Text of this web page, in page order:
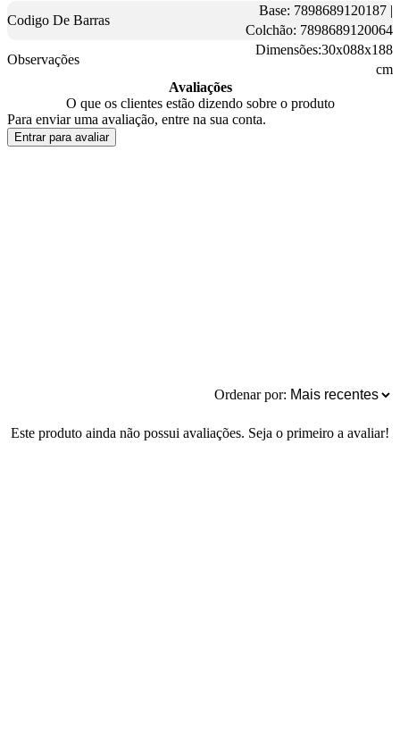
Codigo De Barras
Base: 7898689120187 |
Colchão: 7898689120064
Observações
Dimensões:30x088x188
cm
Avaliações
O que os clientes estão dizendo sobre o produto
Para enviar uma avaliação, entre na sua conta.
Entrar para avaliar
Ordenar por:
Este produto ainda não possui avaliações. Seja o primeiro a avaliar!